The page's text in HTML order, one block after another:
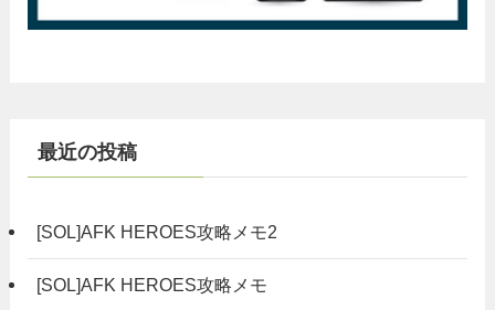
最近の投稿
[SOL]AFK HEROES攻略メモ2
[SOL]AFK HEROES攻略メモ